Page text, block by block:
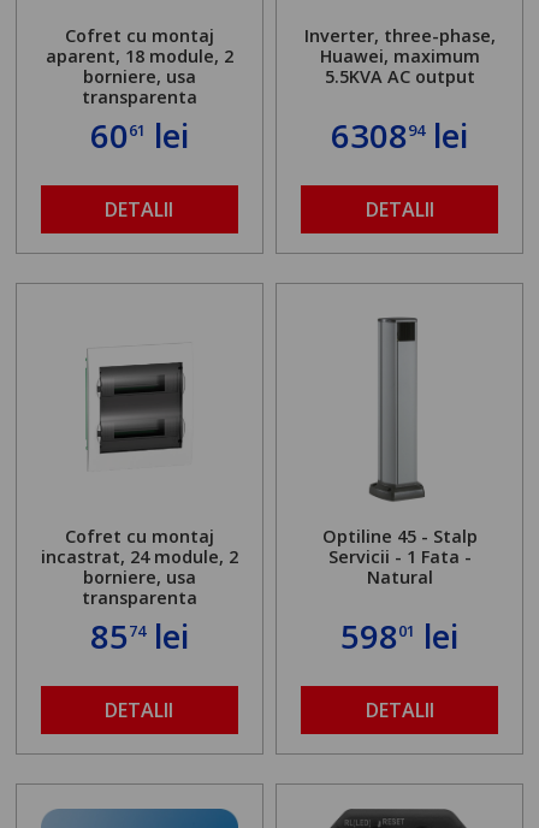
Cofret cu montaj
aparent, 18 module, 2
borniere, usa
transparenta
6061 lei
DETALII
Inverter, three-phase,
Huawei, maximum
5.5KVA AC output
630894lei
DETALII
Cofret cu montaj
incastrat, 24 module, 2
borniere, usa
transparenta
8574lei
DETALII
Optiline 45 - Stalp
Servicii - 1 Fata -
Natural
59801 lei
DETALII